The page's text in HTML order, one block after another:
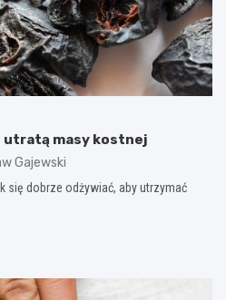
utratą masy kostnej
Gajewski
się dobrze odżywiać, aby utrzymać